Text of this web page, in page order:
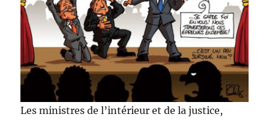
Les ministres de l’intérieur et de la justice,